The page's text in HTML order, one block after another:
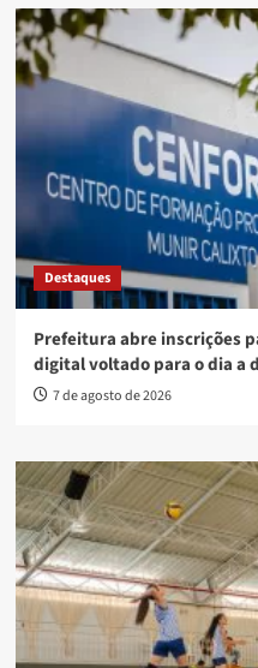
Destaques
Prefeitura abre inscrições
digital voltado para o dia a
7 de agosto de 2026